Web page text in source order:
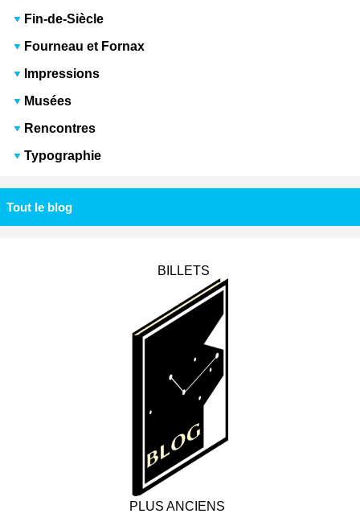
Fin-de-Siècle
Fourneau et Fornax
Impressions
Musées
Rencontres
Typographie
Tout le blog
BILLETS
PLUS ANCIENS